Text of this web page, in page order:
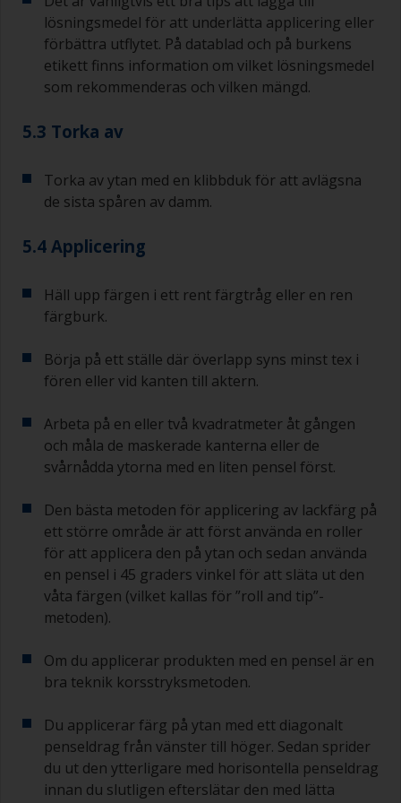
papper och om det sätts igen kan du använda
120 papper. Om du använder grövre slippapper
riskerar du att avlägsna för mycket av produkten
och/eller slipa ner till underlaget.
lösningsmedel för att underlätta applicering eller
förbättra utflytet. På datablad och på burkens
etikett finns information om vilket lösningsmedel
som rekommenderas och vilken mängd.
5.3 Torka av
Torka av ytan med en klibbduk för att avlägsna
de sista spåren av damm.
5.4 Applicering
Häll upp färgen i ett rent färgtråg eller en ren
färgburk.
Börja på ett ställe där överlapp syns minst tex i
fören eller vid kanten till aktern.
Arbeta på en eller två kvadratmeter åt gången
och måla de maskerade kanterna eller de
svårnådda ytorna med en liten pensel först.
Den bästa metoden för applicering av lackfärg på
ett större område är att först använda en roller
för att applicera den på ytan och sedan använda
en pensel i 45 graders vinkel för att släta ut den
våta färgen (vilket kallas för ”roll and tip”-
metoden).
Om du applicerar produkten med en pensel är en
bra teknik korsstryksmetoden.
Du applicerar färg på ytan med ett diagonalt
penseldrag från vänster till höger. Sedan sprider
du ut den ytterligare med horisontella penseldrag
innan du slutligen efterslätar den med lätta